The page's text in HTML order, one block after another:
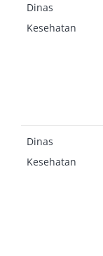
Dinas
Kesehatan
Dinas
Kesehatan